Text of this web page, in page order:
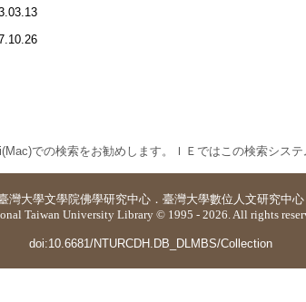
での検索をお勧めします。ＩＥではこの検索システ
灣大學文學院佛學研究中心 ． 臺灣大學數位人文研究中心
Taiwan University Library © 1995 - 2026. All rights
doi:10.6681/NTURCDH.DB_DLMBS/Collection